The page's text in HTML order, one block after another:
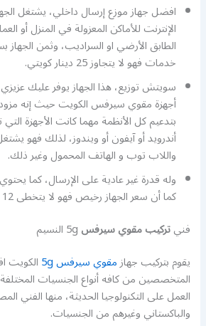
افضل جهاز موزع إرسال داخلي، يشتغل
الإنترنت للأماكن المعزولة في المنزل أو
الطابق الأرضي او السراديب، وثمن
خدمات فهو لا يتجاوز 25 دينار كويتي.
سويتش توزيع، هذا الجهاز يوفر عليك
أجهزة مقوي سيرفس الكويت حيث إنه مزود
بتدعيم كل الأنظمة مهما كانت الأجهزة
أندرويد أو آيفون أو ويندوز، لذلك فهو
واللاب توب و الهاتف المحمول وغير ذلك.
وله قدرة غير عادية على الإرسال، كما
كما أن سعر الجهاز رخيص فهو لا يتخطى 12 دينار كويتي.
فنيتركيب مقوي سيرفس5g النسيم
يقوم بتركيب جهازمقوي سيرفس 5g الكويت
المتخصصين من كافه أنواع الجنسيات
العمل على التكنولوجيا الحديثة، منها الفني
والباكستاني وغيرهم من الجنسيات.